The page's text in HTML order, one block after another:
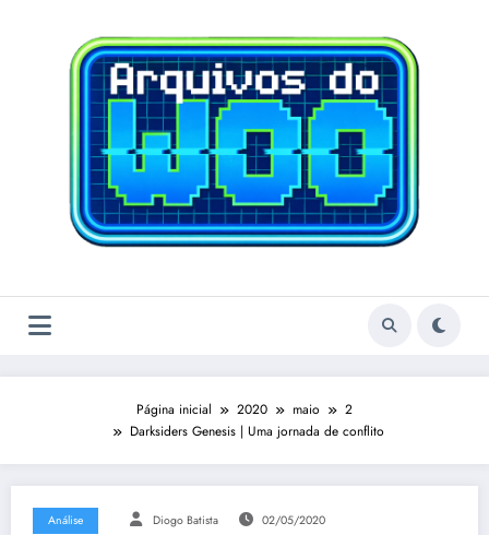
Página inicial 2020 maio
2
Darksiders Genesis | Uma jornada de conflito
Análise Diogo Batista 02/05/2020